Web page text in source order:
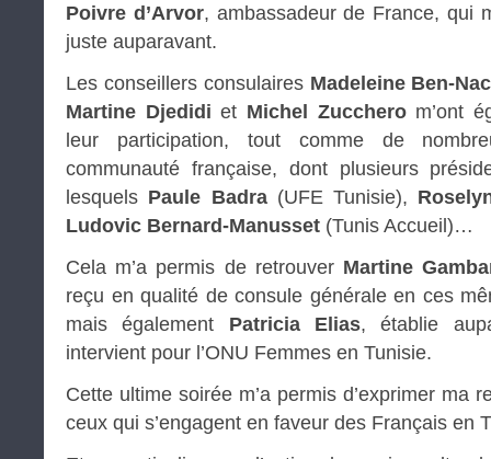
Poivre d’Arvor, ambassadeur de France, qui
juste auparavant.
Les conseillers consulaires Madeleine Ben-
Martine Djedidi et Michel Zuccherom’ont
leur participation, tout comme de
communauté française, dont plusieurs
lesquels Paule Badra(UFE Tunisie),
Ludovic Bernard-Manusset (Tunis Accueil)…
Cela m’a permis de retrouver Martine
reçu en qualité de consule générale en ces
mais également Patricia Elias, établie
intervient pour l’ONU Femmes en Tunisie.
Cette ultime soirée m’a permis d’exprimer ma
ceux qui s’engagent en faveur des Français en